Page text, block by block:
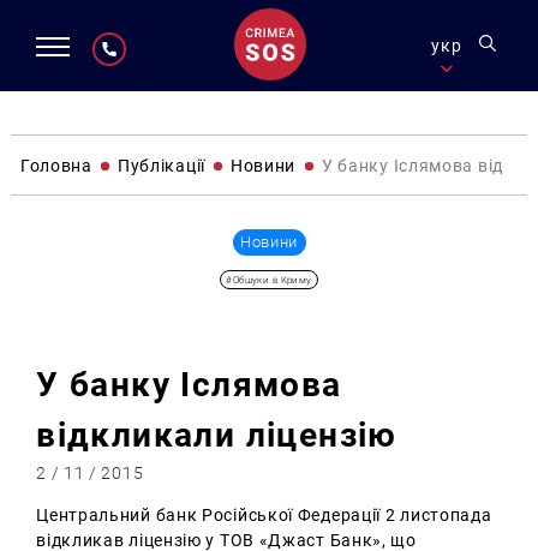
укр
Головна Публікації Новини У банку Іслямова
Новини
#Обшуки в Криму
У банку Іслямова
відкликали ліцензію
2 / 11 / 2015
Центральний банк Російської Федерації 2 листопада
відкликав ліцензію у ТОВ «Джаст Банк», що